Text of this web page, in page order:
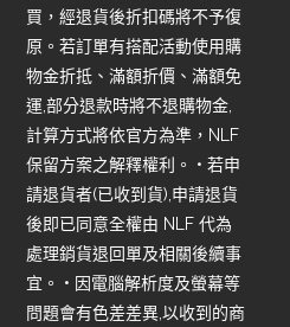
買，經退貨後折扣碼將不予復
原。若訂單有搭配活動使用購
物金折抵、滿額折價、滿額免
運,部分退款時將不退購物金,
計算方式將依官方為準，NLF
保留方案之解釋權利。 • 若申
請退貨者(已收到貨),申請退貨
後即已同意全權由 NLF 代為
處理銷貨退回單及相關後續事
宜。 • 因電腦解析度及螢幕等
問題會有色差差異,以收到的商